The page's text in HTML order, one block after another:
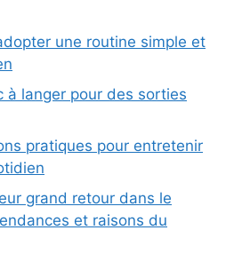
une routine simple et
à langer pour des sorties
pratiques pour entretenir
grand retour dans le
et raisons du